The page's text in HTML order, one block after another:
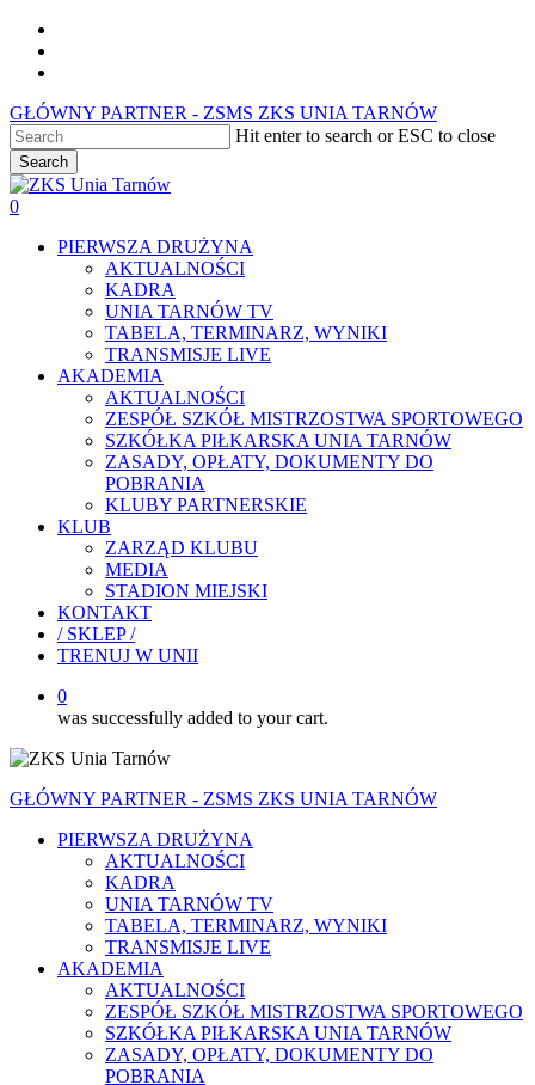
Skip
main
GŁÓWNY PARTNER - ZSMS ZKS UNIA TARNÓW
Hit enter to search or ESC to close
Search
Close
Search
0
PIERWSZA DRUŻYNA
AKTUALNOŚCI
KADRA
UNIA TARNÓW TV
TABELA, TERMINARZ, WYNIKI
TRANSMISJE LIVE
AKADEMIA
AKTUALNOŚCI
ZESPÓŁ SZKÓŁ MISTRZOSTWA SPORTOWEGO
SZKÓŁKA PIŁKARSKA UNIA TARNÓW
ZASADY, OPŁATY, DOKUMENTY DO
POBRANIA
KLUBY PARTNERSKIE
KLUB
ZARZĄD KLUBU
MEDIA
STADION MIEJSKI
KONTAKT
/ SKLEP /
TRENUJ W UNII
0
was successfully added to your cart.
GŁÓWNY PARTNER - ZSMS ZKS UNIA TARNÓW
PIERWSZA DRUŻYNA
AKTUALNOŚCI
KADRA
UNIA TARNÓW TV
TABELA, TERMINARZ, WYNIKI
TRANSMISJE LIVE
AKADEMIA
AKTUALNOŚCI
ZESPÓŁ SZKÓŁ MISTRZOSTWA SPORTOWEGO
SZKÓŁKA PIŁKARSKA UNIA TARNÓW
ZASADY, OPŁATY, DOKUMENTY DO
POBRANIA